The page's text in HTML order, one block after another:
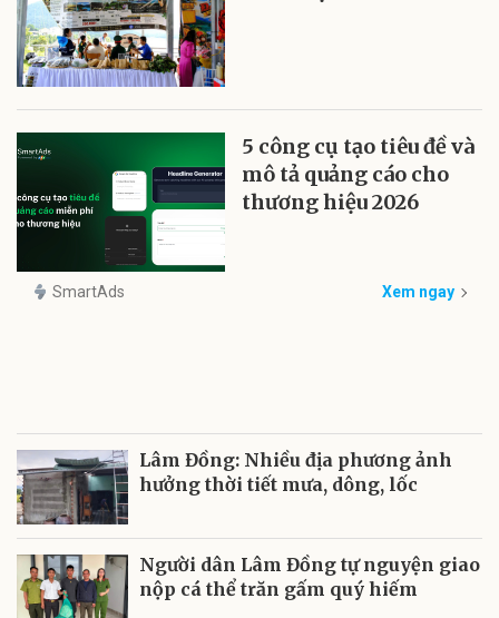
5 công cụ tạo tiêu đề và
mô tả quảng cáo cho
thương hiệu 2026
SmartAds Xem ngay
Lâm Đồng: Nhiều địa phương ảnh
hưởng thời tiết mưa, dông, lốc
Người dân Lâm Đồng tự nguyện giao
nộp cá thể trăn gấm quý hiếm